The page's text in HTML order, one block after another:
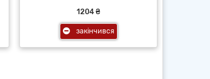
1204 ₴
закінчився